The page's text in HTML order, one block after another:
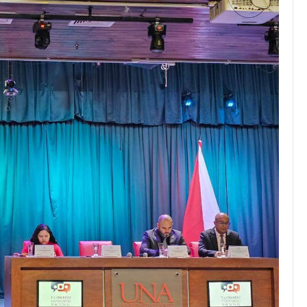
desigual
JULIO 24, 2026
Académico destaca en top 10
de LinkedIn en educación
superior